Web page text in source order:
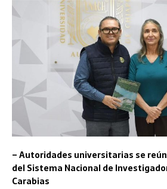
– Autoridades universitarias se
del Sistema Nacional de
Carabias